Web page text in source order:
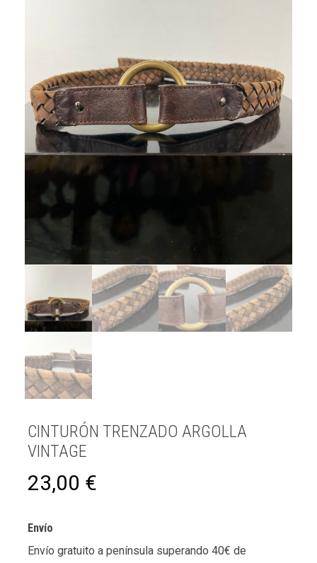
CINTURÓN TRENZADO ARGOLLA
VINTAGE
23,00 €
Envío
Envío gratuito a península superando 40€ de